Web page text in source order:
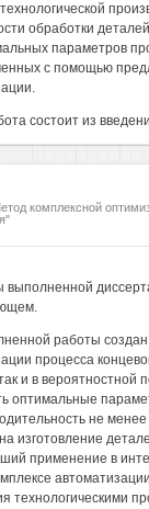
обработки
параметров
с помощью
состоит из
комплексной
выполненной
работы
процесса
и в вероятностной
оптимальные
не менее
изготовление
применение в
технологическими